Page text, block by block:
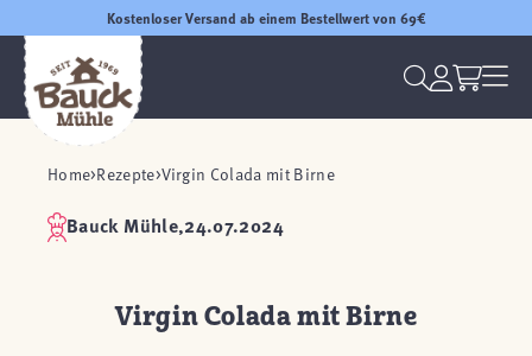
Kostenloser Versand ab einem Bestellwert von 69€
Home Rezepte Virgin Colada mit Birne
Bauck Mühle,24.07.2024
Virgin Colada mit Birne